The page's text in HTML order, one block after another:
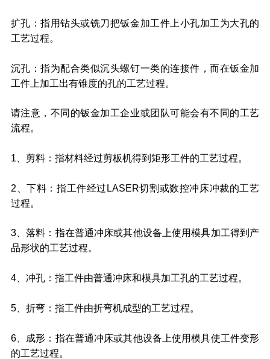
扩孔：指用钻头或铣刀把钣金加工件上小孔加工为大孔的
工艺过程。
沉孔：指为配合类似沉头螺钉一类的连接件，而在钣金加
工件上加工出有锥度的孔的工艺过程。
请注意，不同的钣金加工企业或团队可能会有不同的工艺
流程。
1、剪料：指材料经过剪板机得到矩形工件的工艺过程。
2、下料：指工件经过LASER切割或数控冲床冲裁的工艺
过程。
3、落料：指在普通冲床或其他设备上使用模具加工得到产
品形状的工艺过程。
4、冲孔：指工件由普通冲床和模具加工孔的工艺过程。
5、折弯：指工件由折弯机成型的工艺过程。
6、成形：指在普通冲床或其他设备上使用模具使工件变形
的工艺过程。